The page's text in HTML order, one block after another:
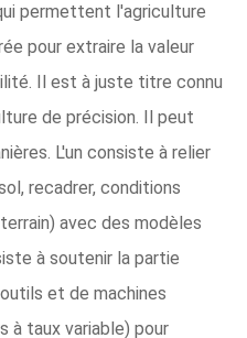
permettent l'agriculture
pour extraire la valeur
Il est à juste titre connu
de précision. Il peut
L'un consiste à relier
recadrer, conditions
avec des modèles
à soutenir la partie
et de machines
à taux variable) pour